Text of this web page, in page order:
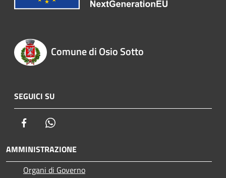
Comune di Osio Sotto
SEGUICI SU
Facebook
AMMINISTRAZIONE
Organi di Governo